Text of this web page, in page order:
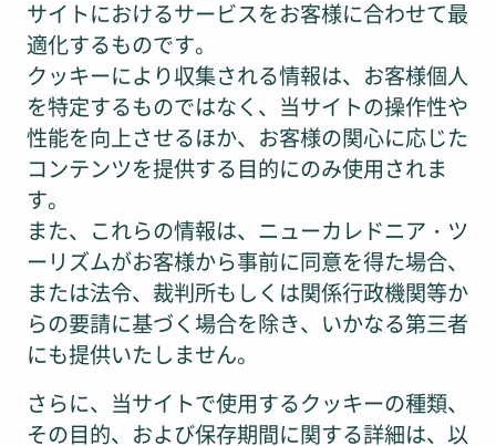
サイトにおけるサービスをお客様に合わせて最
適化するものです。
クッキーにより収集される情報は、お客様個人
を特定するものではなく、当サイトの操作性や
性能を向上させるほか、お客様の関心に応じた
コンテンツを提供する目的にのみ使用されま
す。
また、これらの情報は、ニューカレドニア・ツ
ーリズムがお客様から事前に同意を得た場合、
または法令、裁判所もしくは関係行政機関等か
らの要請に基づく場合を除き、いかなる第三者
にも提供いたしません。
さらに、当サイトで使用するクッキーの種類、
その目的、および保存期間に関する詳細は、以